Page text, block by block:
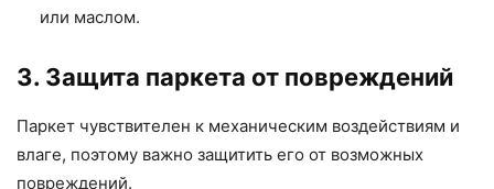
или маслом.
3. Защита паркета от повреждений
Паркет чувствителен к механическим воздействиям и
влаге, поэтому важно защитить его от возможных
повреждений.